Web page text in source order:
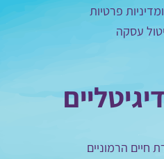
פרטיות
עסקה
חיים הרמוניים